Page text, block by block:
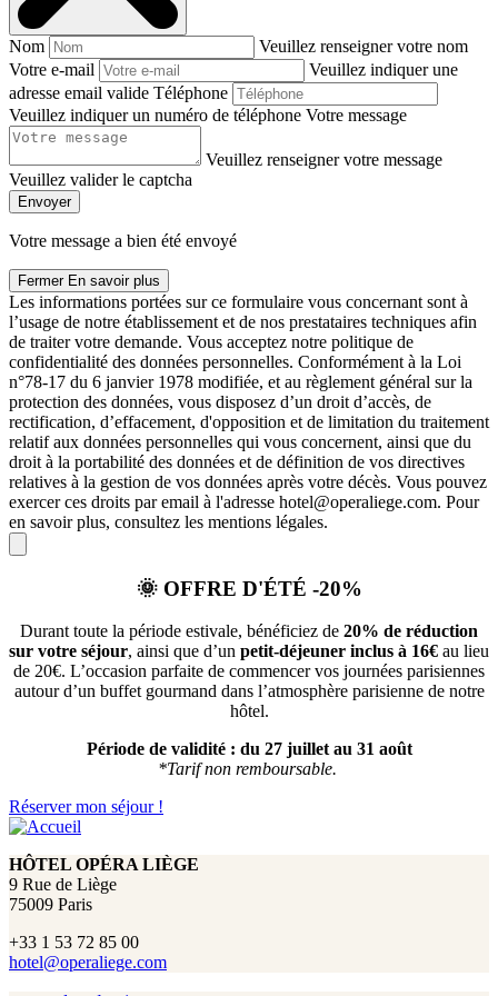
Nom
Veuillez renseigner votre nom
Votre e-mail
Veuillez indiquer une
adresse email valide Téléphone
Veuillez indiquer un numéro de téléphone Votre message
Veuillez renseigner votre message
Veuillez valider le captcha
Envoyer
Votre message a bien été envoyé
Fermer En savoir plus
Les informations portées sur ce formulaire vous concernant sont à
l’usage de notre établissement et de nos prestataires techniques afin
de traiter votre demande. Vous acceptez notre politique de
confidentialité des données personnelles. Conformément à la Loi
n°78-17 du 6 janvier 1978 modifiée, et au règlement général sur la
protection des données, vous disposez d’un droit d’accès, de
rectification, d’effacement, d'opposition et de limitation du traitement
relatif aux données personnelles qui vous concernent, ainsi que du
droit à la portabilité des données et de définition de vos directives
relatives à la gestion de vos données après votre décès. Vous pouvez
exercer ces droits par email à l'adresse hotel@operaliege.com. Pour
en savoir plus, consultez les mentions légales.
🌞 OFFRE D'ÉTÉ -20%
Durant toute la période estivale, bénéficiez de 20% de réduction
sur votre séjour, ainsi que d’un petit-déjeuner inclus à 16€ au lieu
de 20€. L’occasion parfaite de commencer vos journées parisiennes
autour d’un buffet gourmand dans l’atmosphère parisienne de notre
hôtel.
Période de validité : du 27 juillet au 31 août
*Tarif non remboursable.
Réserver mon séjour !
HÔTEL OPÉRA LIÈGE
9 Rue de Liège
75009 Paris
+33 1 53 72 85 00
hotel@operaliege.com